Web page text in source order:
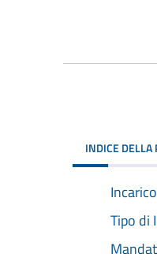
INDICE DELLA
Incarico
Tipo di